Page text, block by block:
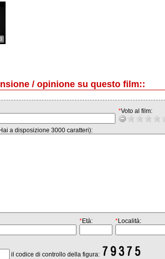
/ opinione su questo film::
*Voto al film:
a disposizione 3000 caratteri):
*Età: *Località:
il codice di controllo della figura: